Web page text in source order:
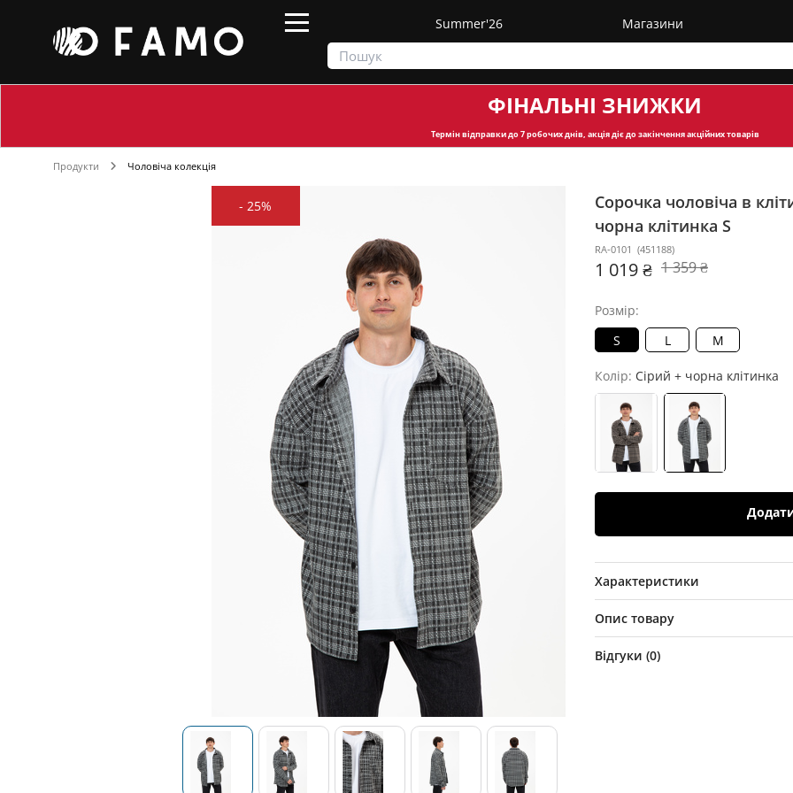
Summer'26 Магазини
ФІНАЛЬНІ ЗНИЖКИ
Термін відправкидо 7 робочих днів, акція діє до закінчення акційних товарів
Продукти Чоловіча колекція
-25% Сорочка чоловіча в
чорна клітинка S
RA-0101 (451188)
1 019 ₴ 1 359 ₴
Розмір:
S
L M
Колір: Сірий + чорна клітинка
Характеристики
Опис товару
Відгуки (0)